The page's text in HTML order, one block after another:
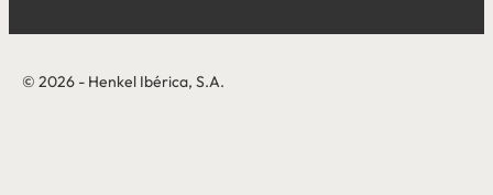
© 2026 - Henkel Ibérica, S.A.